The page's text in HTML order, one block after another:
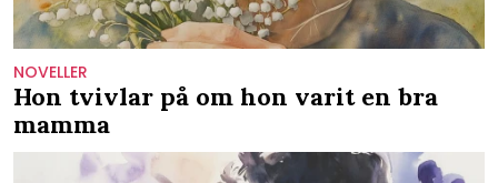
NOVELLER
Hon tvivlar på om hon varit en bra
mamma